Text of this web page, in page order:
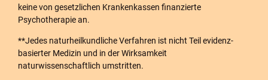
keine von gesetzlichen Krankenkassen finanzierte
Psychotherapie an.
**Jedes naturheilkundliche Verfahren ist nicht Teil evidenz-
basierter Medizin und in der Wirksamkeit
naturwissenschaftlich umstritten.